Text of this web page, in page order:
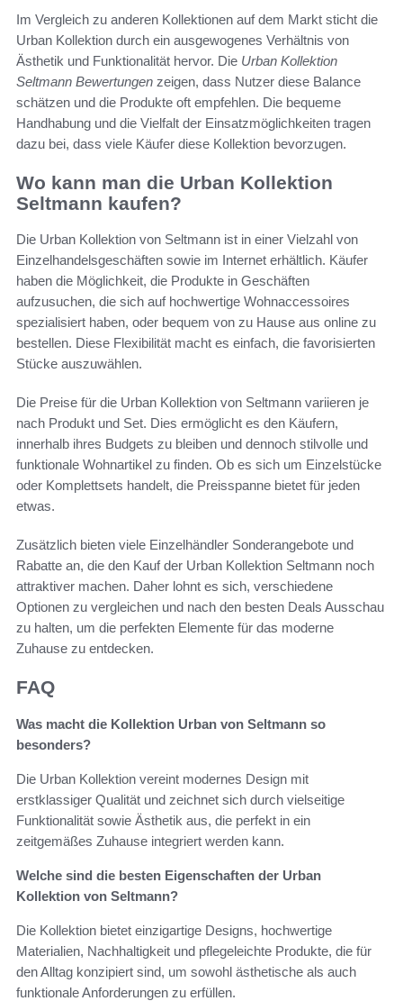
Im Vergleich zu anderen Kollektionen auf dem Markt sticht die
Urban Kollektion durch ein ausgewogenes Verhältnis von
Ästhetik und Funktionalität hervor. Die Urban Kollektion
Seltmann Bewertungen zeigen, dass Nutzer diese Balance
schätzen und die Produkte oft empfehlen. Die bequeme
Handhabung und die Vielfalt der Einsatzmöglichkeiten tragen
dazu bei, dass viele Käufer diese Kollektion bevorzugen.
Wo kann man die Urban Kollektion
Seltmann kaufen?
Die Urban Kollektion von Seltmann ist in einer Vielzahl von
Einzelhandelsgeschäften sowie im Internet erhältlich. Käufer
haben die Möglichkeit, die Produkte in Geschäften
aufzusuchen, die sich auf hochwertige Wohnaccessoires
spezialisiert haben, oder bequem von zu Hause aus online zu
bestellen. Diese Flexibilität macht es einfach, die favorisierten
Stücke auszuwählen.
Die Preise für die Urban Kollektion von Seltmann variieren je
nach Produkt und Set. Dies ermöglicht es den Käufern,
innerhalb ihres Budgets zu bleiben und dennoch stilvolle und
funktionale Wohnartikel zu finden. Ob es sich um Einzelstücke
oder Komplettsets handelt, die Preisspanne bietet für jeden
etwas.
Zusätzlich bieten viele Einzelhändler Sonderangebote und
Rabatte an, die den Kauf der Urban Kollektion Seltmann noch
attraktiver machen. Daher lohnt es sich, verschiedene
Optionen zu vergleichen und nach den besten Deals Ausschau
zu halten, um die perfekten Elemente für das moderne
Zuhause zu entdecken.
FAQ
Was macht die Kollektion Urban von Seltmann so
besonders?
Die Urban Kollektion vereint modernes Design mit
erstklassiger Qualität und zeichnet sich durch vielseitige
Funktionalität sowie Ästhetik aus, die perfekt in ein
zeitgemäßes Zuhause integriert werden kann.
Welche sind die besten Eigenschaften der Urban
Kollektion von Seltmann?
Die Kollektion bietet einzigartige Designs, hochwertige
Materialien, Nachhaltigkeit und pflegeleichte Produkte, die für
den Alltag konzipiert sind, um sowohl ästhetische als auch
funktionale Anforderungen zu erfüllen.